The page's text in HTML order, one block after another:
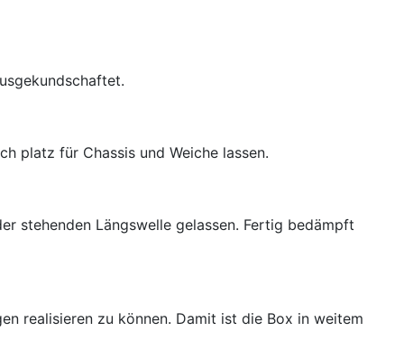
platz für Chassis und Weiche lassen.
stehenden Längswelle gelassen. Fertig bedämpft
realisieren zu können. Damit ist die Box in weitem